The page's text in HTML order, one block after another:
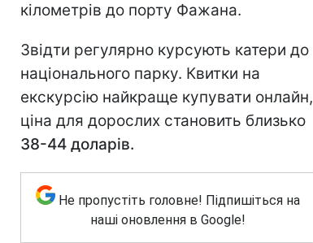
кілометрів до порту Фажана.
Звідти регулярно курсують катери до
національного парку. Квитки на
екскурсію найкраще купувати онлайн,
ціна для дорослих становить близько
38-44 доларів.
Не пропустіть головне! Підпишіться на
наші оновлення в Google!